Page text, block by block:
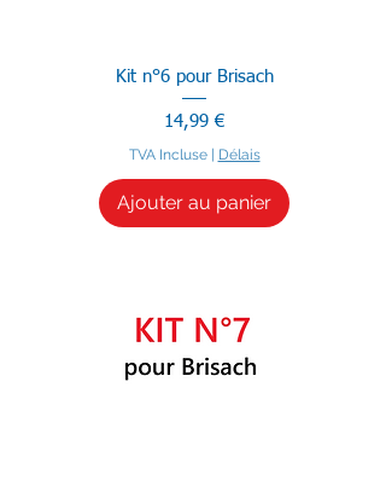
Kit n°6 pour Brisach
Prix
14,99 €
TVA Incluse| Délais
Ajouter au panier